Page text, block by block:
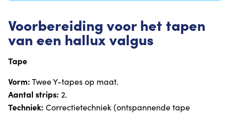
Voorbereiding voor het tapen
van een hallux valgus
Tape
Vorm:Twee Y-tapes op maat.
Aantal strips: 2.
Techniek: Correctietechniek (ontspannende tape